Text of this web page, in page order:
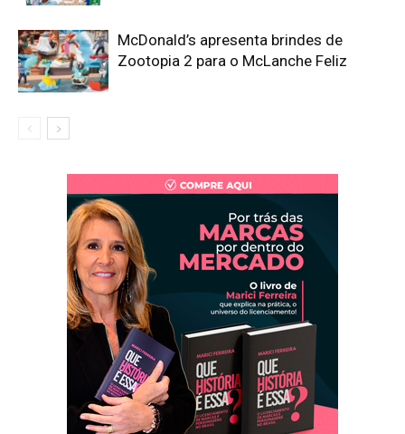
McDonald’s apresenta brindes de
Zootopia 2 para o McLanche Feliz